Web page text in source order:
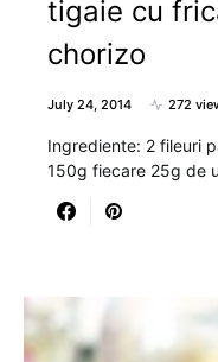
tigaie cu
chorizo
July 24, 2014 272
Ingrediente: 2 fileuri
150g fiecare 25g de